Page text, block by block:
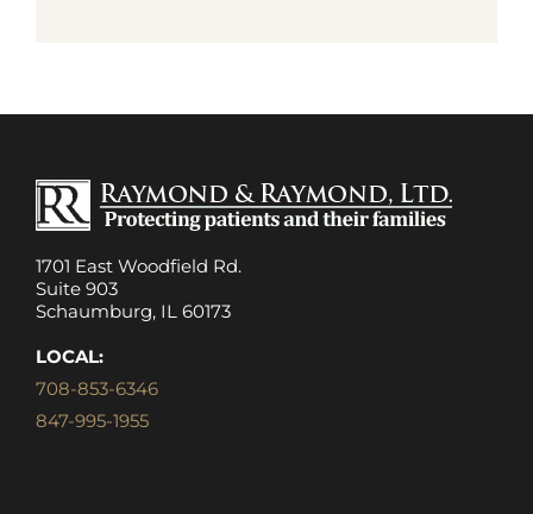
1701 East Woodfield Rd.
Suite 903
Schaumburg, IL 60173
LOCAL:
708-853-6346
847-995-1955